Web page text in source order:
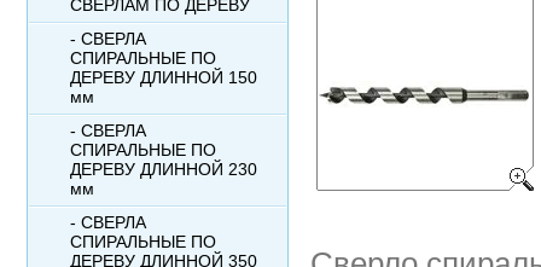
СВЕРЛАМ ПО ДЕРЕВУ
- СВЕРЛА
СПИРАЛЬНЫЕ ПО
ДЕРЕВУ ДЛИННОЙ 150
мм
- СВЕРЛА
СПИРАЛЬНЫЕ ПО
ДЕРЕВУ ДЛИННОЙ 230
мм
- СВЕРЛА
СПИРАЛЬНЫЕ ПО
ДЕРЕВУ ДЛИННОЙ 350